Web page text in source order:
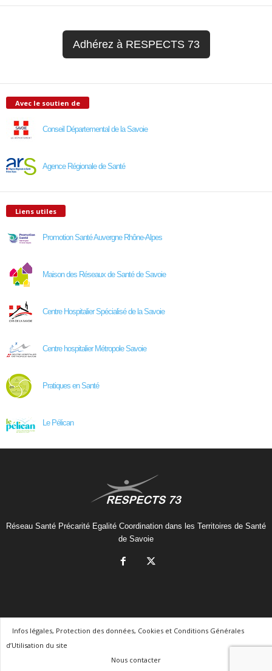
Adhérez à RESPECTS 73
Avec le soutien de
Conseil Départemental de la Savoie
Agence Régionale de Santé
Liens utiles
Promotion Santé Auvergne Rhône-Alpes
Maison des Réseaux de Santé de Savoie
Centre Hospitalier Spécialisé de la Savoie
Centre hospitalier Métropole Savoie
Pratiques en Santé
Le Pélican
Réseau Santé Précarité Egalité Coordination dans les Territoires de Santé
de Savoie
Infos légales, Protection des données, Cookies et Conditions Générales
d’Utilisation du site
Nous contacter